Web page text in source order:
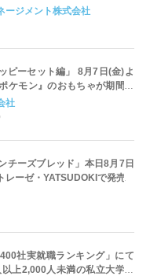
）」導入 | ＰＧＭ
ージメント株式会社
ピーセット編」 8月7日(金)よ
ケモン』のおもちゃが期間限
社
チーズブレッド」本日8月7日
レーゼ・YATSUDOKIで発売
社実就職ランキング」にて
上2,000人未満の私立大学で